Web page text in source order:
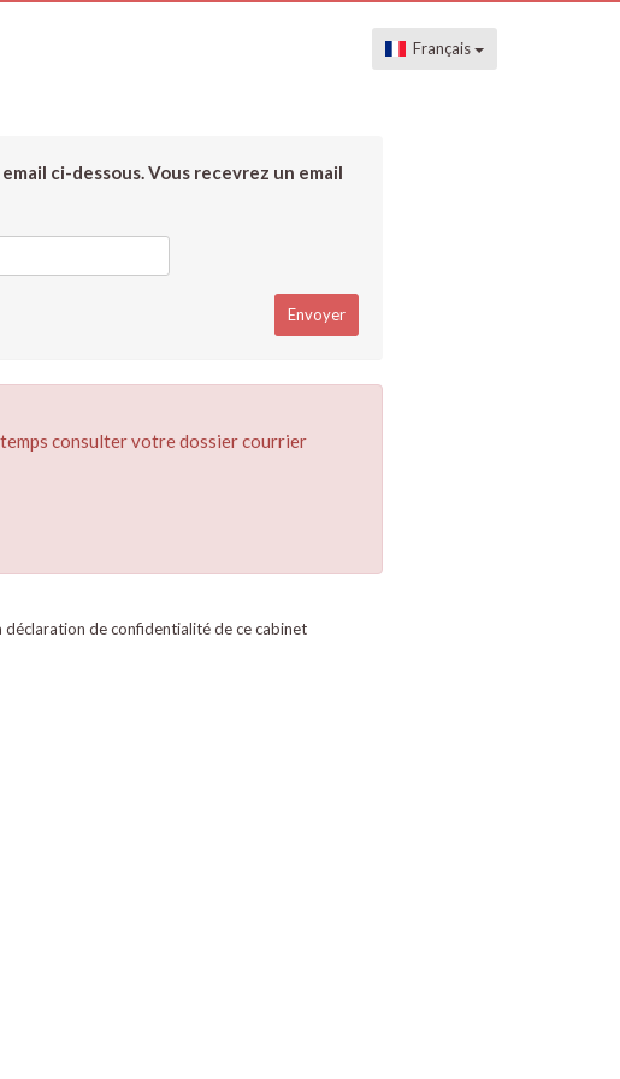
Français
ci-dessous. Vous recevrez un email
consulter votre dossier courrier
déclaration de confidentialité de ce cabinet